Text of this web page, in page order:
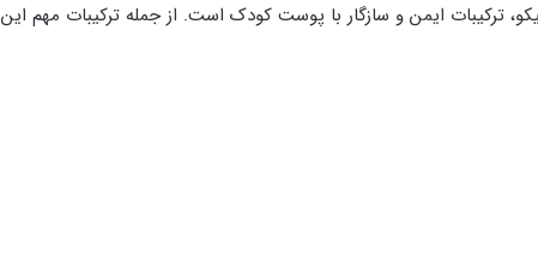
ترکیبات ایمن و سازگار با پوست کودک است. از جمله ترکیبات مهم این